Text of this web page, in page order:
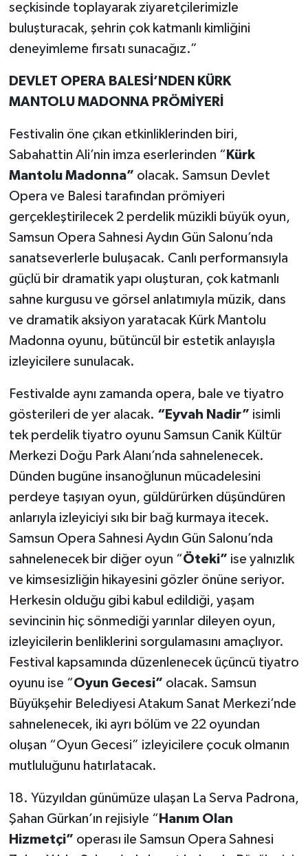
seçkisinde toplayarak ziyaretçilerimizle
buluşturacak, şehrin çok katmanlı kimliğini
deneyimleme fırsatı sunacağız.”
DEVLET OPERA BALESİ’NDEN KÜRK
MANTOLU MADONNA PRÖMİYERİ
Festivalin öne çıkan etkinliklerinden biri,
Sabahattin Ali’nin imza eserlerinden “ Kürk
Mantolu Madonna” olacak. Samsun Devlet
Opera ve Balesi tarafından prömiyeri
gerçekleştirilecek 2 perdelik müzikli büyük oyun,
Samsun Opera Sahnesi Aydın Gün Salonu’nda
sanatseverlerle buluşacak. Canlı performansıyla
güçlü bir dramatik yapı oluşturan, çok katmanlı
sahne kurgusu ve görsel anlatımıyla müzik, dans
ve dramatik aksiyon yaratacak Kürk Mantolu
Madonna oyunu, bütüncül bir estetik anlayışla
izleyicilere sunulacak.
Festivalde aynı zamanda opera, bale ve tiyatro
gösterileri de yer alacak. “Eyvah Nadir” isimli
tek perdelik tiyatro oyunu Samsun Canik Kültür
Merkezi Doğu Park Alanı’nda sahnelenecek.
Dünden bugüne insanoğlunun mücadelesini
perdeye taşıyan oyun, güldürürken düşündüren
anlarıyla izleyiciyi sıkı bir bağ kurmaya itecek.
Samsun Opera Sahnesi Aydın Gün Salonu’nda
sahnelenecek bir diğer oyun “Öteki” ise yalnızlık
ve kimsesizliğin hikayesini gözler önüne seriyor.
Herkesin olduğu gibi kabul edildiği, yaşam
sevincinin hiç sönmediği yarınlar dileyen oyun,
izleyicilerin benliklerini sorgulamasını amaçlıyor.
Festival kapsamında düzenlenecek üçüncü tiyatro
oyunu ise “Oyun Gecesi” olacak. Samsun
Büyükşehir Belediyesi Atakum Sanat Merkezi’nde
sahnelenecek, iki ayrı bölüm ve 22 oyundan
oluşan “Oyun Gecesi” izleyicilere çocuk olmanın
mutluluğunu hatırlatacak.
18. Yüzyıldan günümüze ulaşan La Serva Padrona,
Şahan Gürkan’ın rejisiyle “ Hanım Olan
Hizmetçi” operası ile Samsun Opera Sahnesi